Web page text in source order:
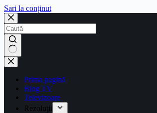
Sari la conținut
Prima pagină
Blog TV
Televizoare
Rezoluţii